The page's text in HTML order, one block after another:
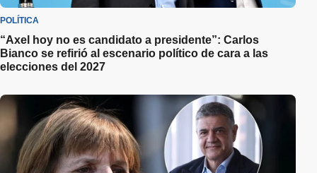
POLÍTICA
“Axel hoy no es candidato a presidente”: Carlos
Bianco se refirió al escenario político de cara a las
elecciones del 2027